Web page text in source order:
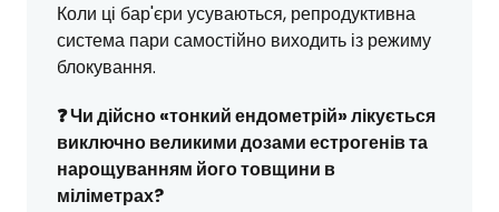
Коли ці бар'єри усуваються, репродуктивна
система пари самостійно виходить із режиму
блокування.
❓ Чи дійсно «тонкий ендометрій» лікується
виключно великими дозами естрогенів та
нарощуванням його товщини в
міліметрах?